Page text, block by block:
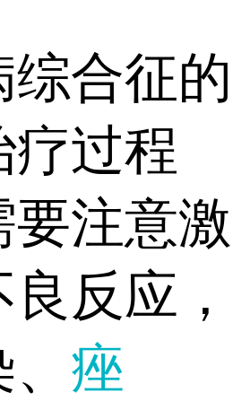
综合征的
疗过程
要注意激
反应，
痤